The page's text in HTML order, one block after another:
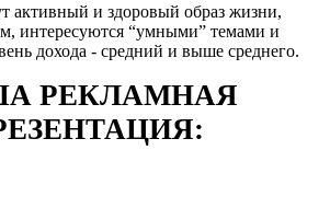
активный и здоровый образ жизни,
интересуются “умными” темами и
дохода - средний и выше среднего.
РЕКЛАМНАЯ